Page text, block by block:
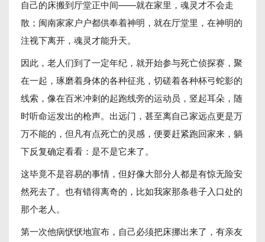
自己的床搬到厅堂正中间——就在家里，魂灵才不会走
散；闽南家家户户都供奉着神明，就在厅堂里，在神明的
注视下离开，魂灵才能升天。
因此，老人们到了一定年纪，就开始参与死亡侦探赛，聚
在一起，琢磨着身体的各种征兆，切磋着各种杯弓蛇影的
线索，像在百米冲刺的起跑线旁的运动员，竖起耳朵，随
时听命运发出的枪声。出远门，甚至离自己家远点更是万
万不能的，但凡有点死亡的灵感，便要赶紧跑回家来，躺
下反复确定看看：是不是它来了。
这毕竟不是容易的事情，但好像大部分人都是有惊无险安
然死去了。也有错得离奇的，比如我家那条巷子入口处的
那个老人。
第一次他病恹恹地宣布，自己必须把床挪出来了，有亲友